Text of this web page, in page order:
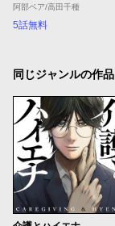
阿部ベア/高田千種
5話無料
同じジャンルの作品